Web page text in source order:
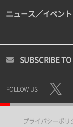
ニュース／イベント
SUBSCRIBE
FOLLOW US
プライバシーポリ